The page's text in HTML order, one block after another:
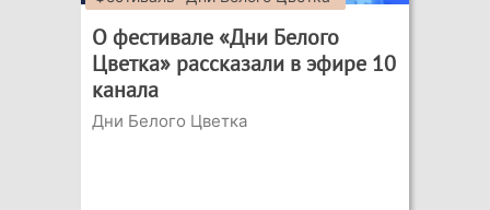
О фестивале «Дни Белого
Цветка» рассказали в эфире 10
канала
Дни Белого Цветка